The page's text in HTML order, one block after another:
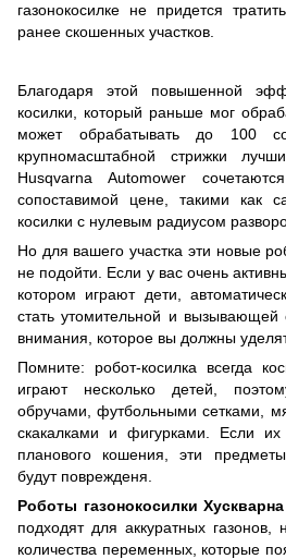
газонокосилке не придется
ранее скошенных участков.
Благодаря этой повышенной
косилки, который раньше мог
может обрабатывать до 100
крупномасштабной стрижки
Husqvarna Automower
сопоставимой цене, такими как
косилки с нулевым радиусом
Но для вашего участка эти новые
не подойти. Если у вас очень
котором играют дети,
стать утомительной и вызывающей
внимания, которое вы должны
Помните: робот-косилка всегда
играют несколько детей,
обручами, футбольными сетками,
скакалками и фигурками. Если
планового кошения, эти
будут поврежденя.
Роботы газонокосилки
подходят для аккуратных
количества переменных, которые